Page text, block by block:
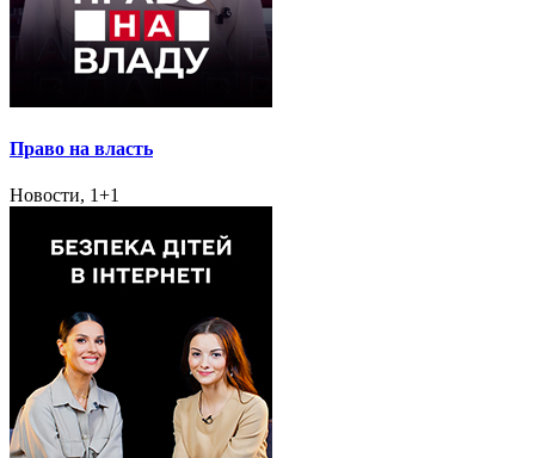
Право на власть
Новости, 1+1